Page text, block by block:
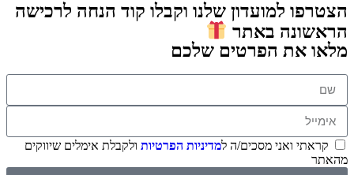
הצטרפו למועדון שלנו וקבלו קוד הנחה לרכישה
הראשונה באתר
מלאו את הפרטים שלכם
קראתי ואני מסכים/ה למדיניות הפרטיות ולקבלת אימלים שיווקים
מהאתר